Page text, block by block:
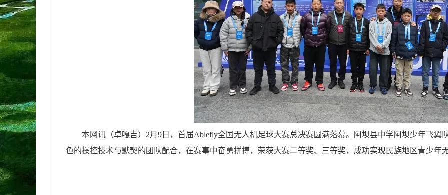
本网讯（卓嘎吉） 2月9日，首届Ablefly全国无人机足球大赛总决赛圆满落幕。阿坝县中学阿坝少年飞翼
色的操控技术与默契的团队配合，在赛事中奋勇拼搏，荣获大赛二等奖、三等奖，成功实现民族地区青少年